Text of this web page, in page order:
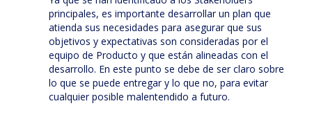
principales, es importante desarrollar un plan que
atienda sus necesidades para asegurar que sus
objetivos y expectativas son consideradas por el
equipo de Producto y que están alineadas con el
desarrollo. En este punto se debe de ser claro sobre
lo que se puede entregar y lo que no, para evitar
cualquier posible malentendido a futuro.